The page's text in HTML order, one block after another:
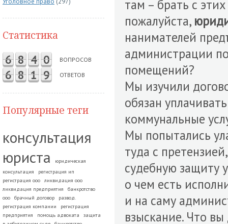
Статистика
6 8 4 0 ВОПРОСОВ
6 8 1 9 ОТВЕТОВ
Популярные теги
консультация
юриста
юридическая
консультация
регистрация ип
регистрация ооо
ликвидация ооо
ликвидация предприятия
банкротство
ооо
брачный договор
развод.
регистрация компании
регистрация
предприятия
помощь адвоката
защита
там – брать с
пожалуйста,
нанимателей
администрации
помещений?
Мы изучили
обязан
коммунальные
Мы попытались
туда с
судебную защиту
о чем есть
и на саму
взыскание. Что